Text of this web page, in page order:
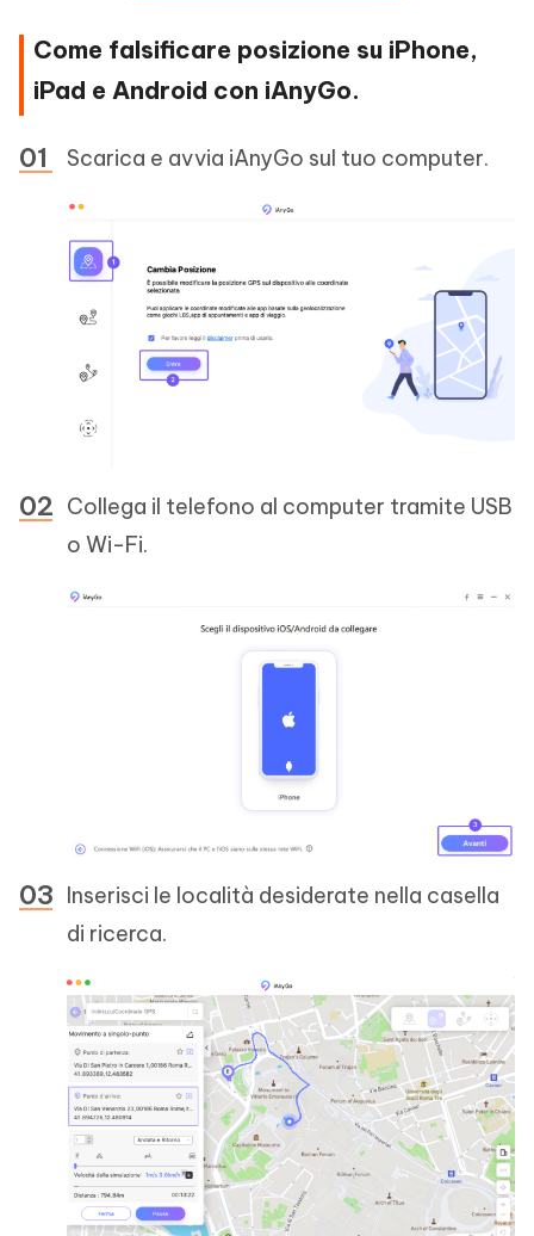
Come falsificare posizione su iPhone,
iPad e Android con iAnyGo.
Scarica e avvia iAnyGo sul tuo computer.
Collega il telefono al computer tramite USB
o Wi-Fi.
Inserisci le località desiderate nella casella
di ricerca.